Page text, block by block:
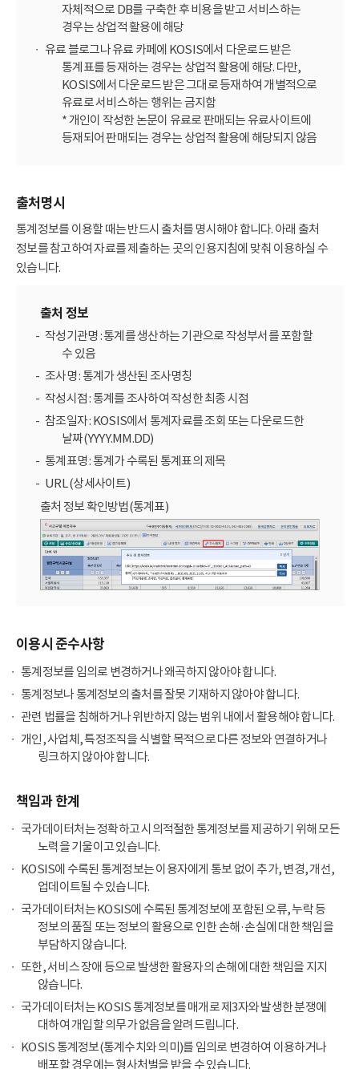
자체적으로 DB를 구축한 후 비용을 받고 서비스하는
경우는 상업적 활용에 해당
유료 블로그나 유료 카페에 KOSIS에서 다운로드 받은
통계표를 등재하는 경우는 상업적 활용에 해당. 다만,
KOSIS에서 다운로드 받은 그대로 등재하여 개별적으로
유료로 서비스하는 행위는 금지함
* 개인이 작성한 논문이 유료로 판매되는 유료사이트에
등재되어 판매되는 경우는 상업적 활용에 해당되지 않음
출처명시
통계정보를 이용할 때는 반드시 출처를 명시해야 합니다. 아래 출처
정보를 참고하여 자료를 제출하는 곳의 인용지침에 맞춰 이용하실 수
있습니다.
출처 정보
작성기관명 : 통계를 생산하는 기관으로 작성부서를 포함할
수 있음
조사명 : 통계가 생산된 조사명칭
작성시점 : 통계를 조사하여 작성한 최종 시점
참조일자 : KOSIS에서 통계자료를 조회 또는 다운로드한
날짜(YYYY.MM.DD)
통계표명 : 통계가 수록된 통계표의 제목
URL (상세사이트)
출처 정보 확인방법(통계표)
이용시 준수사항
통계정보를 임의로 변경하거나 왜곡하지 않아야 합니다.
통계정보나 통계정보의 출처를 잘못 기재하지 않아야 합니다.
관련 법률을 침해하거나 위반하지 않는 범위 내에서 활용해야 합니다.
개인, 사업체, 특정조직을 식별할 목적으로 다른 정보와 연결하거나
링크하지 않아야 합니다.
책임과 한계
국가데이터처는 정확하고 시의적절한 통계정보를 제공하기 위해 모든
노력을 기울이고 있습니다.
KOSIS에 수록된 통계정보는 이용자에게 통보 없이 추가, 변경, 개선,
업데이트될 수 있습니다.
국가데이터처는 KOSIS에 수록된 통계정보에 포함된 오류, 누락 등
정보의 품질 또는 정보의 활용으로 인한 손해·손실에 대한 책임을
부담하지 않습니다.
또한, 서비스 장애 등으로 발생한 활용자의 손해에 대한 책임을 지지
않습니다.
국가데이터처는 KOSIS 통계정보를 매개로 제3자와 발생한 분쟁에
대하여 개입할 의무가 없음을 알려드립니다.
KOSIS 통계정보(통계수치와 의미)를 임의로 변경하여 이용하거나
배포할 경우에는 형사처벌을 받을 수 있습니다.